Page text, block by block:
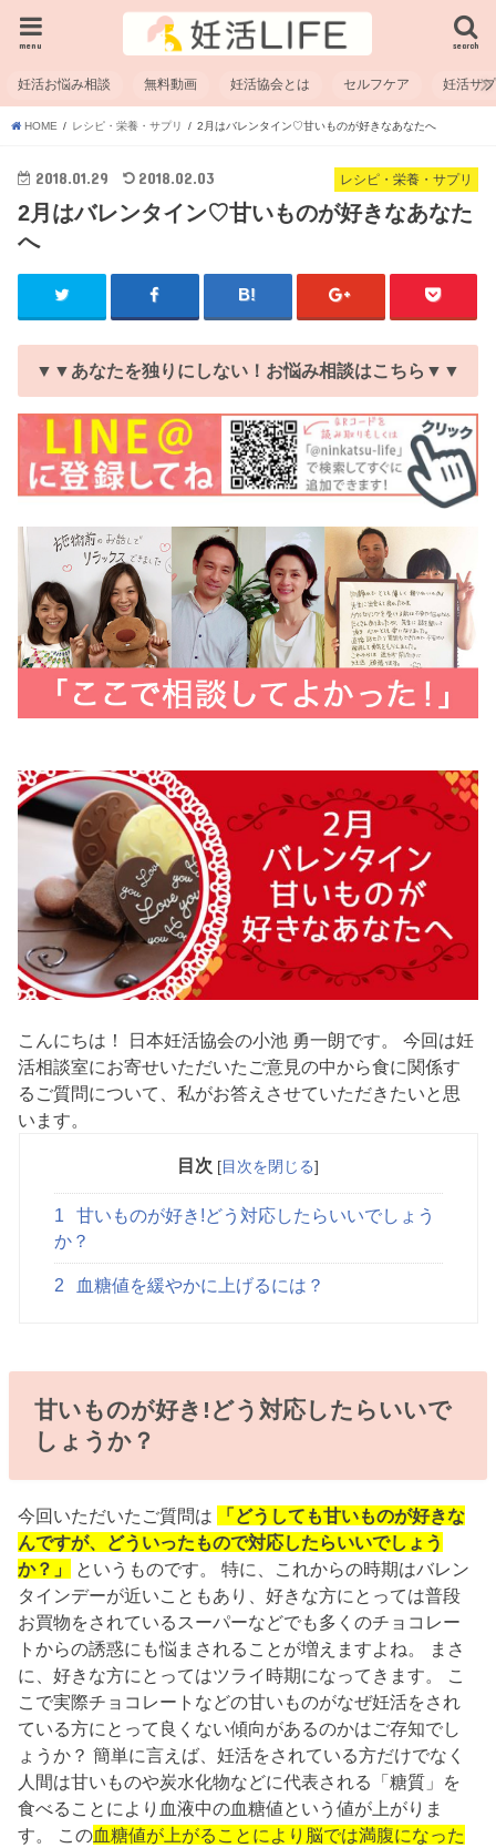
search
menu
妊活お悩み相談 無料動画 妊活協会とは セルフケア 妊活サ
HOME レシピ・栄養・サプリ 2月はバレンタイン♡甘いものが好きなあなたへ
レシピ・栄養・サプリ
2018.01.29 2018.02.03
2月はバレンタイン♡甘いものが好きなあなた
へ
▼▼あなたを独りにしない！お悩み相談はこちら▼▼
こんにちは！ 日本妊活協会の小池 勇一朗です。 今回は妊
活相談室にお寄せいただいたご意見の中から食に関係す
るご質問について、私がお答えさせていただきたいと思
います。
目次 [目次を閉じる]
1
甘いものが好き!どう対応したらいいでしょう
か？
2 血糖値を緩やかに上げるには？
甘いものが好き!どう対応したらいいで
しょうか？
今回いただいたご質問は
「どうしても甘いものが好きな
んですが、どういったもので対応したらいいでしょう
か？」
というものです。 特に、これからの時期はバレン
タインデーが近いこともあり、好きな方にとっては普段
お買物をされているスーパーなどでも多くのチョコレー
トからの誘惑にも悩まされることが増えますよね。 まさ
に、好きな方にとってはツライ時期になってきます。 こ
こで実際チョコレートなどの甘いものがなぜ妊活をされ
ている方にとって良くない傾向があるのかはご存知でし
ょうか？ 簡単に言えば、妊活をされている方だけでなく
人間は甘いものや炭水化物などに代表される「糖質」を
食べることにより血液中の血糖値という値が上がりま
す。 この血糖値が上がることにより脳では満腹になった